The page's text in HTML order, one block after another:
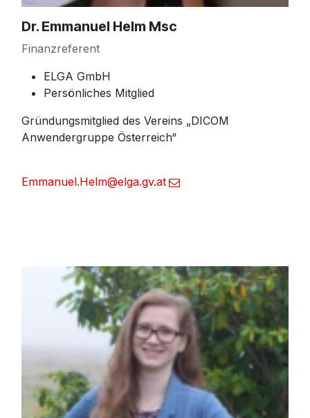
Dr. Emmanuel Helm Msc
Finanzreferent
ELGA GmbH
Persönliches Mitglied
Gründungsmitglied des Vereins „DICOM
Anwendergruppe Österreich“
Emmanuel.Helm@elga.gv.at